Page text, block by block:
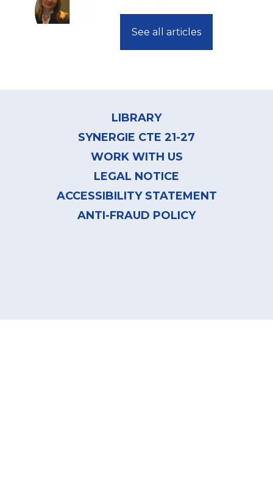
See all articles
LIBRARY
SYNERGIE CTE 21-27
WORK WITH US
LEGAL NOTICE
ACCESSIBILITY STATEMENT
ANTI-FRAUD POLICY